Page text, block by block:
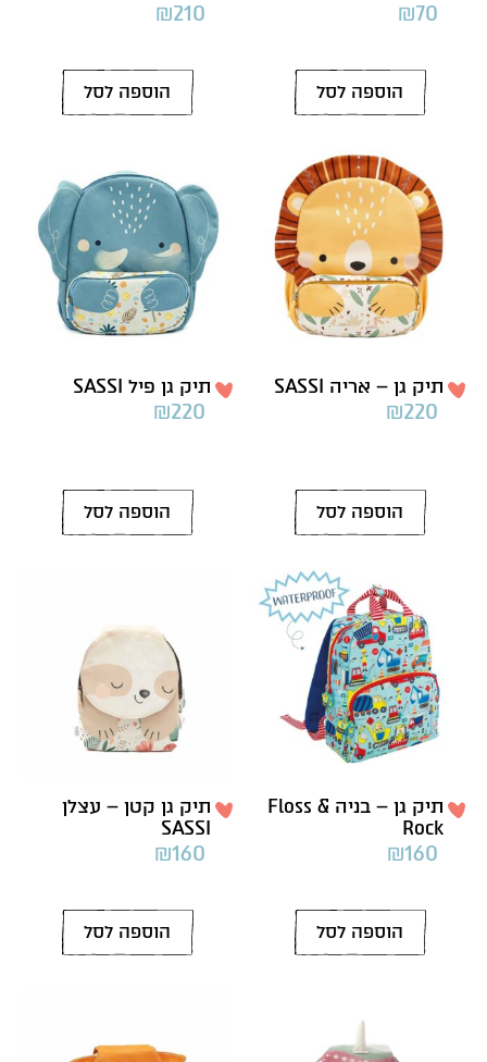
₪70
הוספה לסל
₪210
הוספה לסל
תיק גן – אריה SASSI
₪220
הוספה לסל
תיק גן פיל SASSI
₪220
הוספה לסל
תיק גן – בניה Floss &
Rock
₪160
הוספה לסל
תיק גן קטן – עצלן
SASSI
₪160
הוספה לסל